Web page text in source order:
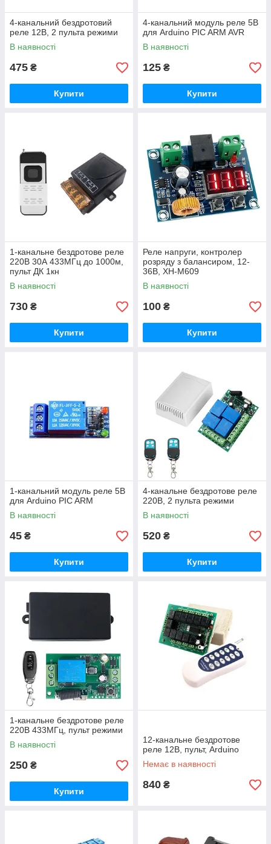
4-канальний бездротовий
реле 12В, 2 пульта режими
В наявності
475 ₴
Купити
4-канальний модуль реле 5В
для Arduino PIC ARM AVR
В наявності
125 ₴
Купити
1-канальне бездротове реле
220В 30А 433МГц до 1000м,
пульт ДК 1кн
В наявності
730 ₴
Купити
Реле напруги, контролер
розряду з балансиром, 12-
36В, XH-M609
В наявності
100 ₴
Купити
1-канальний модуль реле 5В
для Arduino PIC ARM
В наявності
45 ₴
Купити
4-канальне бездротове реле
220В, 2 пульта режими
В наявності
520 ₴
Купити
1-канальне бездротове реле
220В 433МГц, пульт режими
В наявності
250 ₴
Купити
12-канальне бездротове
реле 12В, пульт, Arduino
Немає в наявності
840 ₴